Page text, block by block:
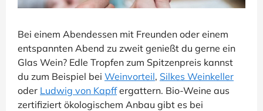
Bei einem Abendessen mit Freunden oder einem
entspannten Abend zu zweit genießt du gerne ein
Glas Wein? Edle Tropfen zum Spitzenpreis kannst
du zum Beispiel bei Weinvorteil, Silkes Weinkeller
oder Ludwig von Kapffergattern. Bio-Weine aus
zertifiziert ökologischem Anbau gibt es bei